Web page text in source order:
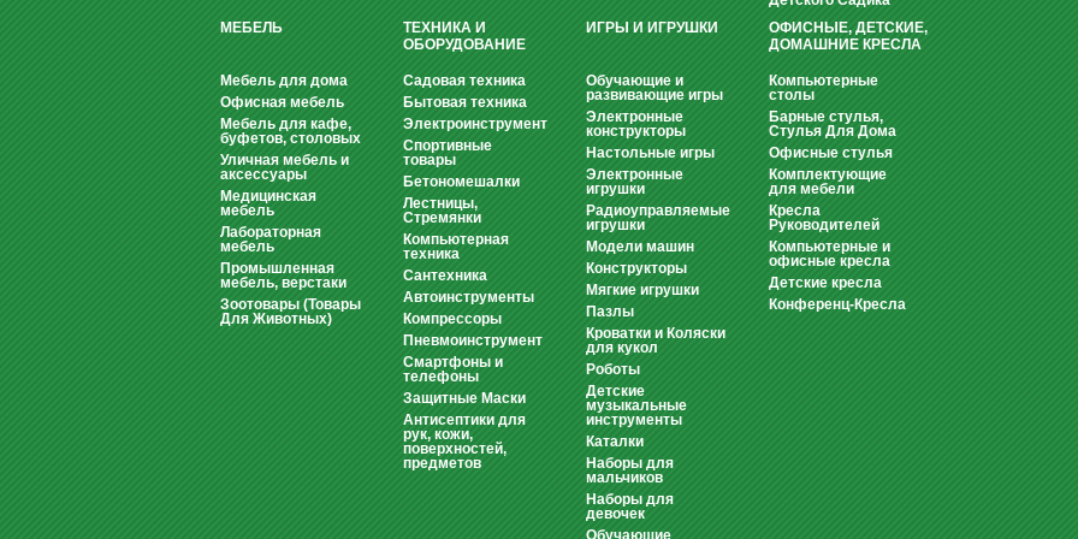
МЕБЕЛЬ
Мебель для дома
Офисная мебель
Мебель для кафе,
буфетов, столовых
Уличная мебель и
аксессуары
Медицинская
мебель
Лабораторная
мебель
Промышленная
мебель, верстаки
Зоотовары (Товары
Для Животных)
ТЕХНИКА И
ОБОРУДОВАНИЕ
Садовая техника
Бытовая техника
Электроинструмент
Спортивные
товары
Бетономешалки
Лестницы,
Стремянки
Компьютерная
техника
Сантехника
Автоинструменты
Компрессоры
Пневмоинструмент
Смартфоны и
телефоны
Защитные Маски
Антисептики для
рук, кожи,
поверхностей,
предметов
ИГРЫ И ИГРУШКИ
Обучающие и
развивающие игры
Электронные
конструкторы
Настольные игры
Электронные
игрушки
Радиоуправляемые
игрушки
Модели машин
Конструкторы
Мягкие игрушки
Пазлы
Кроватки и Коляски
для кукол
Роботы
Детские
музыкальные
инструменты
Каталки
Наборы для
мальчиков
Наборы для
девочек
Обучающие
ОФИСНЫЕ, ДЕТСКИЕ,
ДОМАШНИЕ КРЕСЛА
Компьютерные
столы
Барные стулья,
Стулья Для Дома
Офисные стулья
Комплектующие
для мебели
Кресла
Руководителей
Компьютерные и
офисные кресла
Детские кресла
Конференц-Кресла